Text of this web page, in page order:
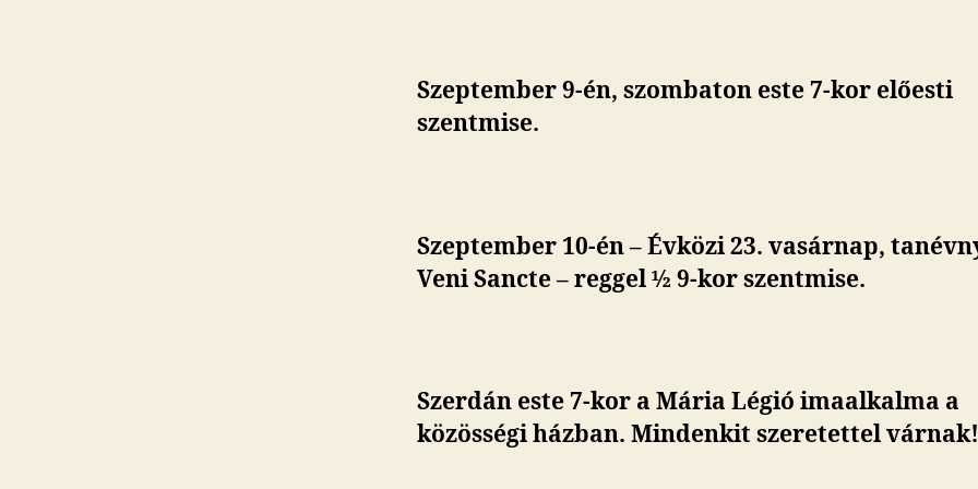
Szeptember 9-én, szombaton este 7-kor előesti
szentmise.
Szeptember 10-én – Évközi 23. vasárnap,
Veni Sancte – reggel ½ 9-kor szentmise.
Szerdán este 7-kor a Mária Légió imaalkalma a
közösségi házban. Mindenkit szeretettel várnak!